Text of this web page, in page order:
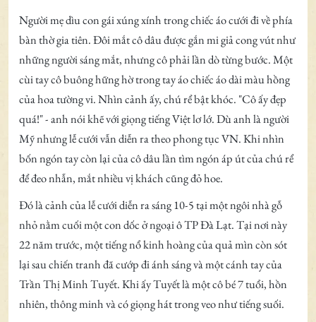
Người mẹ dìu con gái xúng xính trong chiếc áo cưới đi về phía
bàn thờ gia tiên. Đôi mắt cô dâu được gắn mi giả cong vút như
những người sáng mắt, nhưng cô phải lần dò từng bước. Một
cùi tay cô buông hững hờ trong tay áo chiếc áo dài màu hồng
của hoa tường vi. Nhìn cảnh ấy, chú rể bật khóc. "Cô ấy đẹp
quá!" - anh nói khẽ với giọng tiếng Việt lơ lớ. Dù anh là người
Mỹ nhưng lễ cưới vẫn diễn ra theo phong tục VN. Khi nhìn
bốn ngón tay còn lại của cô dâu lần tìm ngón áp út của chú rể
để đeo nhẫn, mắt nhiều vị khách cũng đỏ hoe.
Đó là cảnh của lễ cưới diễn ra sáng 10-5 tại một ngôi nhà gỗ
nhỏ nằm cuối một con dốc ở ngoại ô TP Đà Lạt. Tại nơi này
22 năm trước, một tiếng nổ kinh hoàng của quả mìn còn sót
lại sau chiến tranh đã cướp đi ánh sáng và một cánh tay của
Trần Thị Minh Tuyết. Khi ấy Tuyết là một cô bé 7 tuổi, hồn
nhiên, thông minh và có giọng hát trong veo như tiếng suối.